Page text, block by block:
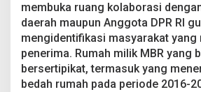
membuka ruang kolaborasi
daerah maupun Anggota DPR RI
mengidentifikasi masyarakat yang
penerima. Rumah milik MBR yang
bersertipikat, termasuk yang
bedah rumah pada periode 2016-